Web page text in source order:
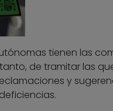
tienen las
de tramitar las
y